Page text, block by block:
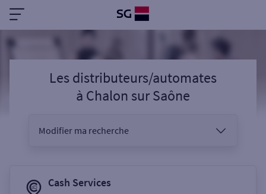
Les distributeurs/automates
à Chalon sur Saône
Modifier ma recherche
Cash Services